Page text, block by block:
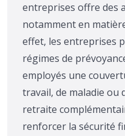
entreprises offre des
notamment en
effet, les entreprises
régimes de
employés une
travail, de maladie ou
retraite
renforcer la sécurité